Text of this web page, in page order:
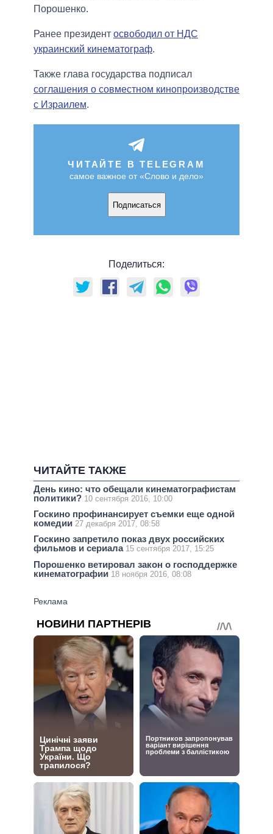
Порошенко.
Ранее президент освободил от НДС
украинский кинематограф.
Также глава государства подписал
соглашения о совместном кинопроизводстве
с Израилем.
ЧИТАЙТЕ В TELEGRAM
самое важное от «Слово и дело»
Подписаться
Поделиться:
ЧИТАЙТЕ ТАКЖЕ
День кино: что обещали кинематографистам
политики? 10 сентября 2016, 10:00
Госкино профинансирует съемки еще одной
комедии 27 декабря 2017, 08:58
Госкино запретило показ двух российских
фильмов и сериала 15 сентября 2017, 15:25
Порошенко ветировал закон о господдержке
кинематографии 18 ноября 2016, 08:08